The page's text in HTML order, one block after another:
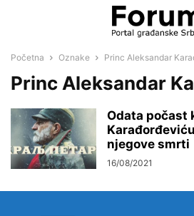
Početna Oznake Princ Aleksandar
Princ Aleksandar
Odata počast
njegove smrti
16/08/2021